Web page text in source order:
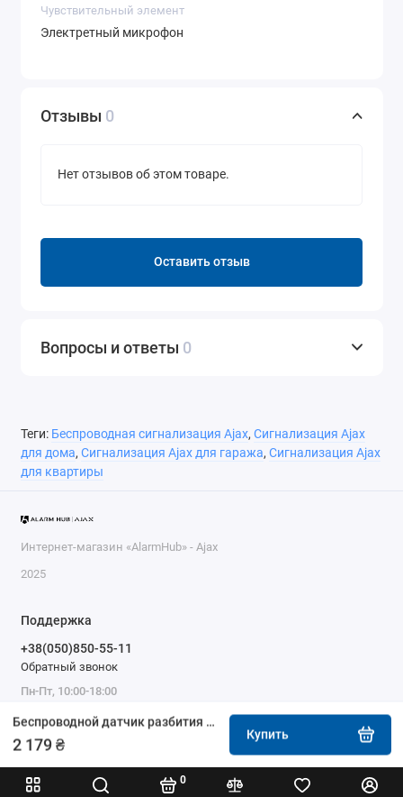
0
Беспроводной датчик разбития стекла Ajax GlassProtect white
2 179 ₴
Купить
Чувствительный элемент
Электретный микрофон
Отзывы 0
Нет отзывов об этом товаре.
Оставить отзыв
Вопросы и ответы 0
Теги: Беспроводная сигнализация Ajax, Сигнализация Ajax
для дома, Сигнализация Ajax для гаража, Сигнализация Ajax
для квартиры
Интернет-магазин «AlarmHub» - Ajax
2025
Поддержка
+38(050)850-55-11
Обратный звонок
Пн-Пт, 10:00-18:00